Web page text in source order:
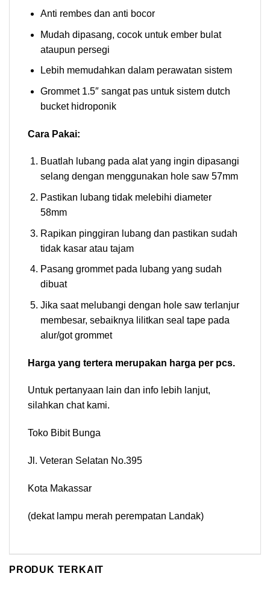
Anti rembes dan anti bocor
Mudah dipasang, cocok untuk ember bulat
ataupun persegi
Lebih memudahkan dalam perawatan sistem
Grommet 1.5″ sangat pas untuk sistem dutch
bucket hidroponik
Cara Pakai:
Buatlah lubang pada alat yang ingin dipasangi
selang dengan menggunakan hole saw 57mm
Pastikan lubang tidak melebihi diameter
58mm
Rapikan pinggiran lubang dan pastikan sudah
tidak kasar atau tajam
Pasang grommet pada lubang yang sudah
dibuat
Jika saat melubangi dengan hole saw terlanjur
membesar, sebaiknya lilitkan seal tape pada
alur/got grommet
Harga yang tertera merupakan harga per pcs.
Untuk pertanyaan lain dan info lebih lanjut,
silahkan chat kami.
Toko Bibit Bunga
Jl. Veteran Selatan No.395
Kota Makassar
(dekat lampu merah perempatan Landak)
PRODUK TERKAIT